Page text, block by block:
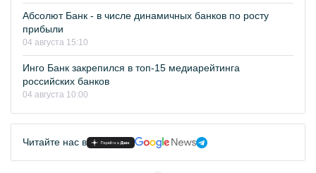
Абсолют Банк - в числе динамичных банков по росту
прибыли
04 августа 15:10
Инго Банк закрепился в топ-15 медиарейтинга
российских банков
04 августа 10:00
Читайте нас в